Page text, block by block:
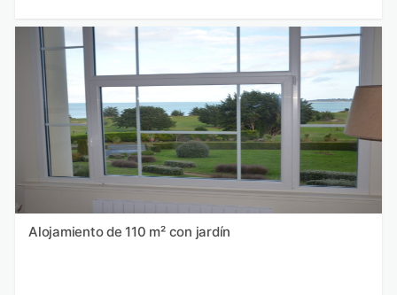
Alojamiento de 110 m² con jardín